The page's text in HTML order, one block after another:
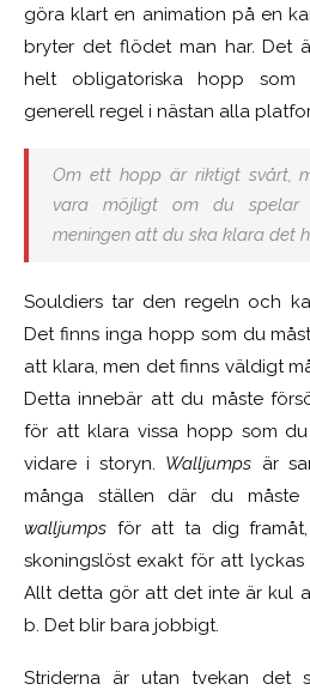
göra klart en animation på en
bryter det flödet man har. Det
helt obligatoriska hopp som
generell regel i nästan alla
Om ett hopp är riktigt svårt,
vara möjligt om du
meningen att du ska klara det
Souldiers tar den regeln och
Det finns inga hopp som du
att klara, men det finns väldigt
Detta innebär att du måste
för att klara vissa hopp som
vidare i storyn. Walljumps är
många ställen där du
walljumps för att ta dig
skoningslöst exakt för att
Allt detta gör att det inte är kul
b. Det blir bara jobbigt.
Striderna är utan tvekan det